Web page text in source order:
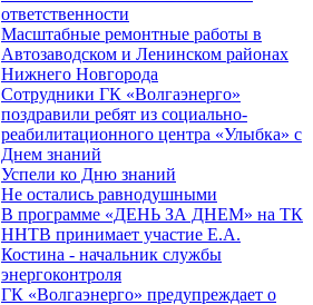
ответственности
Масштабные ремонтные работы в
Автозаводском и Ленинском районах
Нижнего Новгорода
Сотрудники ГК «Волгаэнерго»
поздравили ребят из социально-
реабилитационного центра «Улыбка» с
Днем знаний
Успели ко Дню знаний
Не остались равнодушными
В программе «ДЕНЬ ЗА ДНЕМ» на ТК
ННТВ принимает участие Е.А.
Костина - начальник службы
энергоконтроля
ГК «Волгаэнерго» предупреждает о